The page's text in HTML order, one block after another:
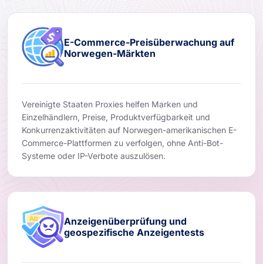
E-Commerce-Preisüberwachung auf
Norwegen-Märkten
Vereinigte Staaten Proxies helfen Marken und
Einzelhändlern, Preise, Produktverfügbarkeit und
Konkurrenzaktivitäten auf Norwegen-amerikanischen E-
Commerce-Plattformen zu verfolgen, ohne Anti-Bot-
Systeme oder IP-Verbote auszulösen.
Anzeigenüberprüfung und
geospezifische Anzeigentests